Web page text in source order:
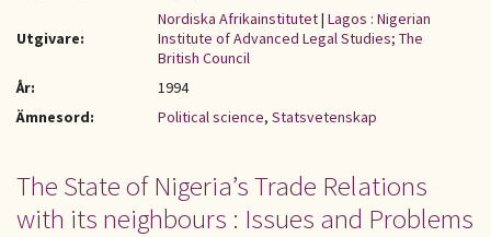
Utgivare:
Nordiska Afrikainstitutet| Lagos : Nigerian
Institute of Advanced Legal Studies; The
British Council
År:
1994
Ämnesord:
Political science, Statsvetenskap
The State of Nigeria’s Trade Relations
with its neighbours : Issues and Problems